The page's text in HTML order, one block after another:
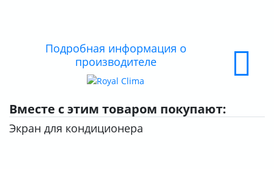
ОПЛАТАПодробная информация о
производителе
Вместе с этим товаром покупают:
Экран для кондиционера